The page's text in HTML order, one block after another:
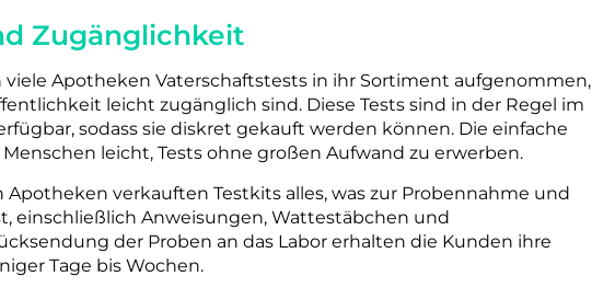
Zugänglichkeit
Apotheken Vaterschaftstests in ihr Sortiment aufgenommen,
leicht zugänglich sind. Diese Tests sind in der Regel im
sodass sie diskret gekauft werden können. Die einfache
leicht, Tests ohne großen Aufwand zu erwerben.
verkauften Testkits alles, was zur Probennahme und
einschließlich Anweisungen, Wattestäbchen und
der Proben an das Labor erhalten die Kunden ihre
Tage bis Wochen.